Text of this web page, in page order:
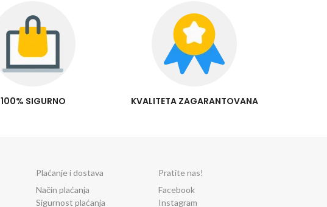
100% SIGURNO KVALITETA ZAGARANTOVANA
Plaćanje i dostava
Način plaćanja
Sigurnost plaćanja
Pratite nas!
Facebook
Instagram